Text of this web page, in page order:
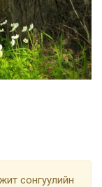
сонгуулийн